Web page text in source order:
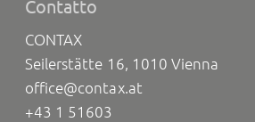
Contatto
CONTAX
Seilerstätte 16, 1010 Vienna
office@contax.at
+43 1 51603